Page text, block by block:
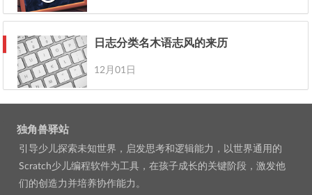
日志分类名木语志风的来历
12月01日
独角兽驿站
引导少儿探索未知世界，启发思考和逻辑能力，以世界通用的
Scratch少儿编程软件为工具，在孩子成长的关键阶段，激发他
们的创造力并培养协作能力。